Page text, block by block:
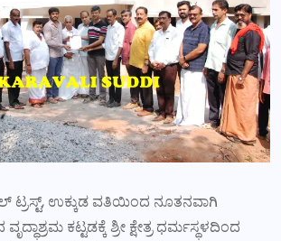
ಟ್ರಸ್ಟ್, ಉಕ್ಕುಡ ವತಿಯಿಂದ ನೂತನವಾಗಿ
ಕಟ್ಟಡಕ್ಕೆ ಶ್ರೀ ಕ್ಷೇತ್ರ ಧರ್ಮಸ್ಥಳದಿಂದ